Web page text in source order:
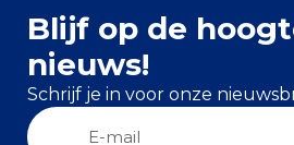
Blijf op de
nieuws!
Schrijf je in voor onze